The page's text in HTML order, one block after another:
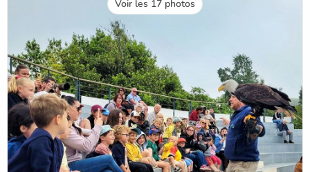
✅ Les bons réflexes :
💧 Buvez régulièrement de l’eau
🧢 Protégez-vous du soleil
🏠 Restez au frais aux heures les plus chaudes
👶 Surveillez particulièrement les enfants.
Le chef d'établissement, Patrick Le Roux
Voir les 17 photos